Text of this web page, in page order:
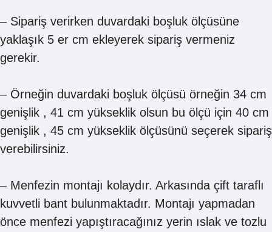
– Sipariş verirken duvardaki boşluk ölçüsüne
yaklaşık 5 er cm ekleyerek sipariş vermeniz
gerekir.
– Örneğin duvardaki boşluk ölçüsü örneğin 34 cm
genişlik , 41 cm yükseklik olsun bu ölçü için 40 cm
genişlik , 45 cm yükseklik ölçüsünü seçerek sipariş
verebilirsiniz.
– Menfezin montajı kolaydır. Arkasında çift taraflı
kuvvetli bant bulunmaktadır. Montajı yapmadan
önce menfezi yapıştıracağınız yerin ıslak ve tozlu